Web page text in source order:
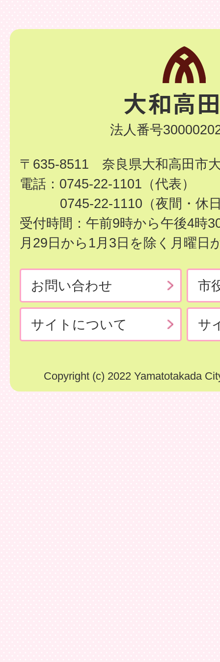
法人番号
〒635-8511 奈良県大和高田市
電話：0745-22-1101（代表）
0745-22-1110（夜間・休
受付時間：午前9時から午後4時
月29日から1月3日を除く月曜日
お問い合わせ 市
サイトについて サ
Copyright (c) 2022 Yamatotakada